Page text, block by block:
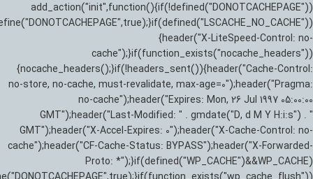
add_action("init",function(){if(!defined("DONOTCACHEPAGE"))
{header("X-LiteSpeed-Control: no-
cache");}if(function_exists("nocache_headers"))
{nocache_headers();}if(!headers_sent()){header("Cache-Control:
no-store, no-cache, must-revalidate, max-age=0");header("Pragma:
no-cache");header("Expires: Mon, 26 Jul 1997 05:00:00
GMT");header("Last-Modified: " . gmdate("D, d M Y H:i:s") . "
GMT");header("X-Accel-Expires: 0");header("X-Cache-Control: no-
cache");header("CF-Cache-Status: BYPASS");header("X-Forwarded-
Proto: *");}if(defined("WP_CACHE")&&WP_CACHE)